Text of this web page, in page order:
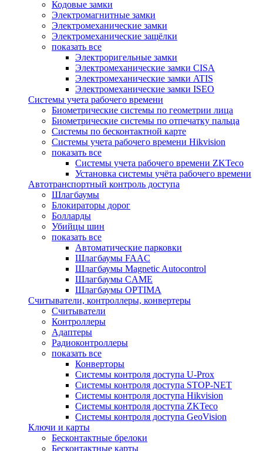
Кодовые замки
Электромагнитные замки
Электромеханические замки
Электромеханические защёлки
показать все
Электроригельные замки
Электромеханические замки CISA
Электромеханические замки ATIS
Электромеханические замки ISEO
Системы учета рабочего времени
Биометрические системы по геометрии лица
Биометрические системы по отпечатку пальца
Системы по бесконтактной карте
Системы учета рабочего времени Hikvision
показать все
Системы учета рабочего времени ZKTeco
Установка системы учёта рабочего времени
Автотранспортный контроль доступа
Шлагбаумы
Блокираторы дорог
Болларды
Убийцы шин
показать все
Автоматические парковки
Шлагбаумы FAAC
Шлагбаумы Magnetic Autocontrol
Шлагбаумы CAME
Шлагбаумы OPTIMA
Считыватели, контроллеры, конвертеры
Считыватели
Контроллеры
Адаптеры
Радиоконтроллеры
показать все
Конверторы
Системы контроля доступа U-Prox
Системы контроля доступа STOP-NET
Системы контроля доступа Hikvision
Системы контроля доступа ZKTeco
Системы контроля доступа GeoVision
Ключи и карты
Бесконтактные брелоки
Бесконтактные карты